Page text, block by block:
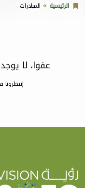
الرئيسية المبادرات
عفوا، لا
إنتظرونا